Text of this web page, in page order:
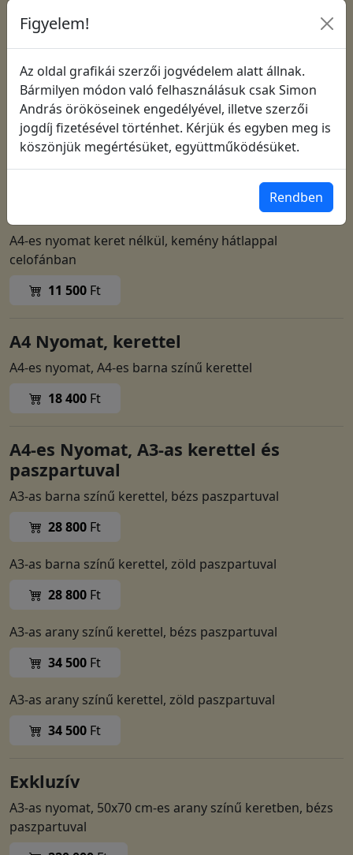
Cikkszám: 1774
A4-es nyomat keret nélkül, kemény hátlappal
celofánban
11 500 Ft
A4 Nyomat, kerettel
A4-es nyomat, A4-es barna színű kerettel
18 400 Ft
A4-es Nyomat, A3-as kerettel és
paszpartuval
A3-as barna színű kerettel, bézs paszpartuval
28 800 Ft
A3-as barna színű kerettel, zöld paszpartuval
28 800 Ft
A3-as arany színű kerettel, bézs paszpartuval
34 500 Ft
A3-as arany színű kerettel, zöld paszpartuval
34 500 Ft
Exkluzív
A3-as nyomat, 50x70 cm-es arany színű keretben, bézs
paszpartuval
Figyelem!
Az oldal grafikái szerzői jogvédelem alatt állnak.
Bármilyen módon való felhasználásuk csak Simon
András örököseinek engedélyével, illetve szerzői
jogdíj fizetésével történhet. Kérjük és egyben meg is
köszönjük megértésüket, együttműködésüket.
Rendben